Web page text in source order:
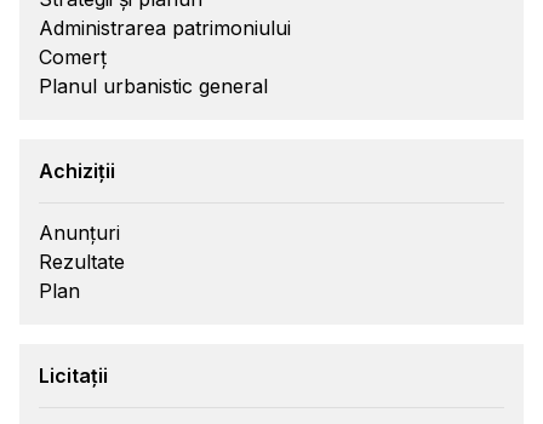
Administrarea patrimoniului
Comerț
Planul urbanistic general
Achiziții
Anunțuri
Rezultate
Plan
Licitații